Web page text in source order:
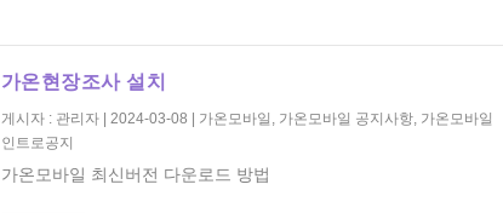
가온현장조사 설치
게시자 : 관리자| 2024-03-08 가온모바일 , 가온모바일 공지사항, 가온모바일
인트로공지
가온모바일 최신버전 다운로드 방법